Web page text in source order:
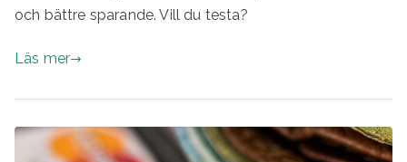
och bättre sparande. Vill du testa?
Läs mer